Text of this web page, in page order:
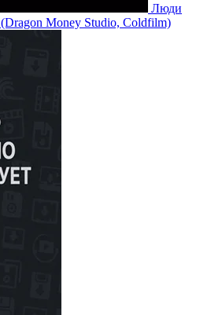
Люди
(Dragon Money Studio, Coldfilm)